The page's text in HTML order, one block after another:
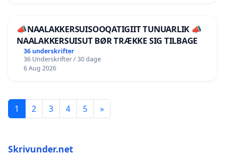
📣NAALAKKERSUISOOQATIGIIT TUNUARLIK 📣
NAALAKKERSUISUT BØR TRÆKKE SIG TILBAGE
36 underskrifter
36 Underskrifter / 30 dage
6 Aug 2026
1 2 3 4 5 »
Skrivunder.net